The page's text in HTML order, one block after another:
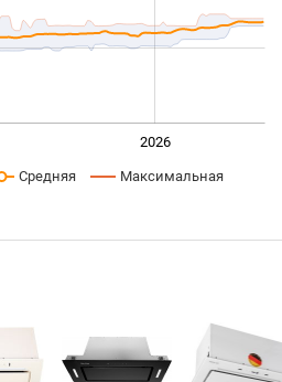
2026
Средняя Максимальная